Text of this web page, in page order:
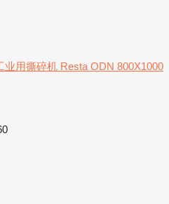
业用撕碎机 Resta ODN 800X1000